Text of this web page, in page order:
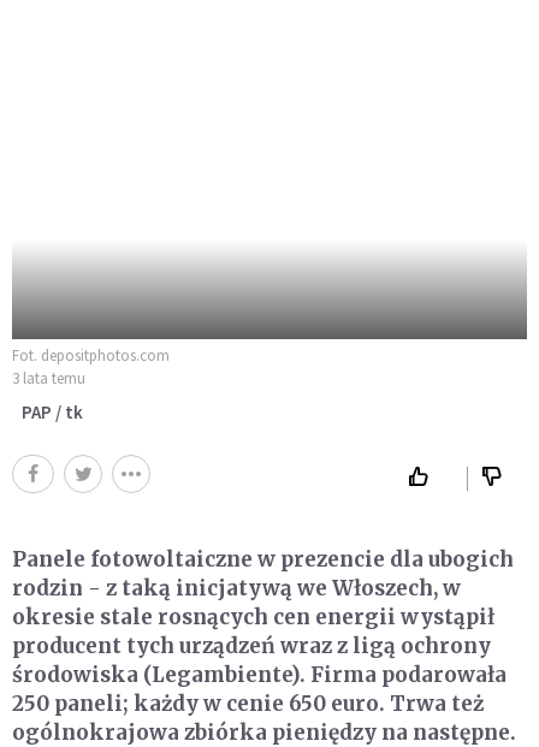
Fot. depositphotos.com
3 lata temu
PAP / tk
Panele fotowoltaiczne w prezencie dla ubogich
rodzin - z taką inicjatywą we Włoszech, w
okresie stale rosnących cen energii wystąpił
producent tych urządzeń wraz z ligą ochrony
środowiska (Legambiente). Firma podarowała
250 paneli; każdy w cenie 650 euro. Trwa też
ogólnokrajowa zbiórka pieniędzy na następne.